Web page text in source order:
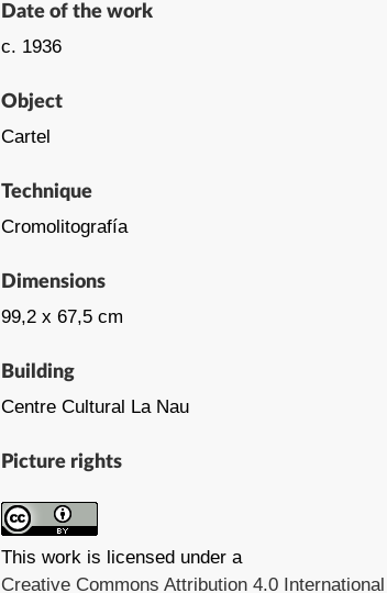
Date of the work
c. 1936
Object
Cartel
Technique
Cromolitografía
Dimensions
99,2 x 67,5 cm
Building
Centre Cultural La Nau
Picture rights
This work is licensed under a
Creative Commons Attribution 4.0